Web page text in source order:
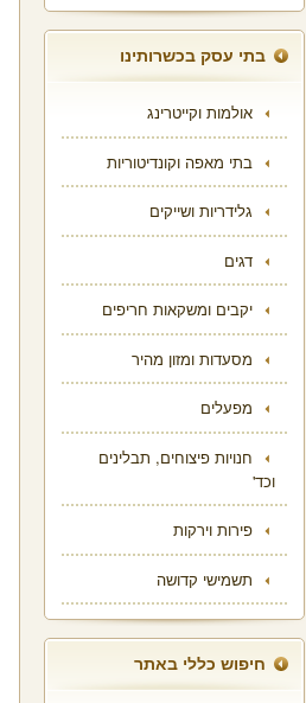
בתי עסק בכשרותינו
אולמות וקייטרינג
בתי מאפה וקונדיטוריות
גלידריות ושייקים
דגים
יקבים ומשקאות חריפים
מסעדות ומזון מהיר
מפעלים
חנויות פיצוחים, תבלינים
וכד'
פירות וירקות
תשמישי קדושה
חיפוש כללי באתר